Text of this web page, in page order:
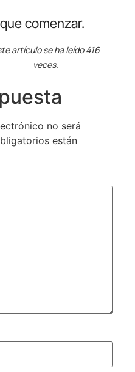
comenzar.
artículo se ha leído 416
veces.
no será
están